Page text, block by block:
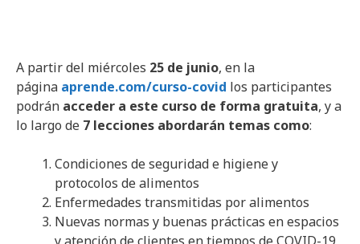
A partir del miércoles 25 de junio, en la
página aprende.com/curso-covid los participantes
podrán acceder a este curso de forma gratuita, y a
lo largo de 7 lecciones abordarán temas como:
Condiciones de seguridad e higiene y
protocolos de alimentos
Enfermedades transmitidas por alimentos
Nuevas normas y buenas prácticas en espacios